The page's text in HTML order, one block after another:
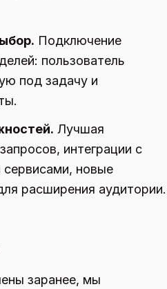
Подключение
пользователь
под задачу и
Лучшая
интеграции с
новые
расширения аудитории.
заранее, мы